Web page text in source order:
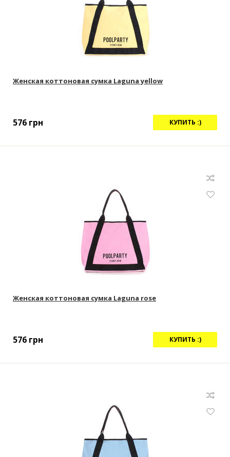
Женская коттоновая сумка Laguna yellow
576 грн КУПИТЬ :)
Женская коттоновая сумка Laguna rose
576 грн КУПИТЬ :)